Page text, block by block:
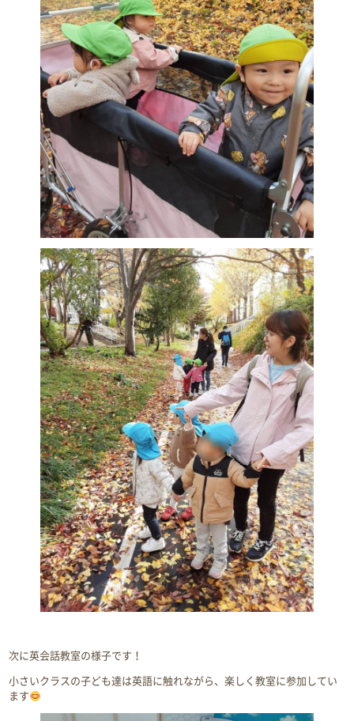
次に英会話教室の様子です！
小さいクラスの子ども達は英語に触れながら、楽しく教室に参加してい
ます